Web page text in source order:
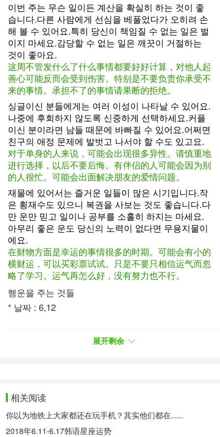
이번 주는 무슨 일이든 계산을 확실히 하는 것이 좋
습니다.다른 사람에게 선심을 베풀었다가 오히려 손
해 볼 수 있어요.특히 당신이 책임질 수 없는 일은 벌
이지 마세요.감당할 수 없는 일은 깨끗이 거절하는
것이 좋아요.
这周不管发什么了什么事情都要好好计算，对他人起
善心可能反而会受到伤害。特别是不要负责你承受不
来的事情。承担不了的事情请果断的拒绝。
싱글이신 분들에게는 여러 이성이 나타날 수 있어요.
나중에 후회하지 않도록 신중하게 선택하세요.커플
이신 분이라면 남들 때문에 바빠질 수 있어요.어쩌면
친구의 애정 문제에 발벗고 나서야 할 수도 있고요.
对于单身的人来说，可能会出现很多异性。请慎重地
进行选择，以后不要后悔。有伴侣的人可能会因为别
的人很忙。可能会出面解决朋友的爱情问题。
재물에 있어서는 즐거운 일들이 많은 시기입니다.작
은 횡재수도 있으니 복권을 사보는 것도 좋습니다.다
만 운만 믿고 일이나 공부를 소홀히 하지는 마세요.
아무리 좋은 운도 당신의 노력이 없다면 무용지물이
에요.
在财物方面是幸运的事情很多的时期。可能会有小的
横财运，可以买彩票试试。只是不要只相信运气而忽
略了学习。运气再怎么好，没有努力也不行。
행운을 주는 것들
* 날짜 : 6,12
物件：保养食品
场所：饭店
展开剩余
相关阅读
你以为地铁上大家都还在玩手机？其实他们都在......
2018年6.11-6.17韩语星座运势